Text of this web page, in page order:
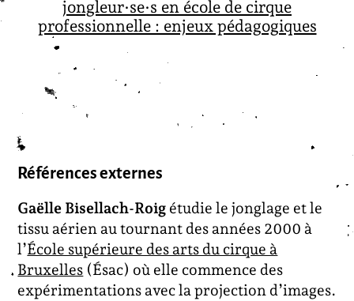
jongleur·se·s en école de cirque
professionnelle : enjeux pédagogiques
Références externes
Gaëlle Bisellach-Roig étudie le jonglage et le
tissu aérien au tournant des années 2000 à
l’École supérieure des arts du cirque à
Bruxelles (Ésac) où elle commence des
expérimentations avec la projection d’images.